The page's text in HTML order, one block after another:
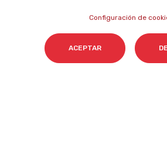
Configuración de
ACEPTAR
NEWSLETTER SOBRE IA